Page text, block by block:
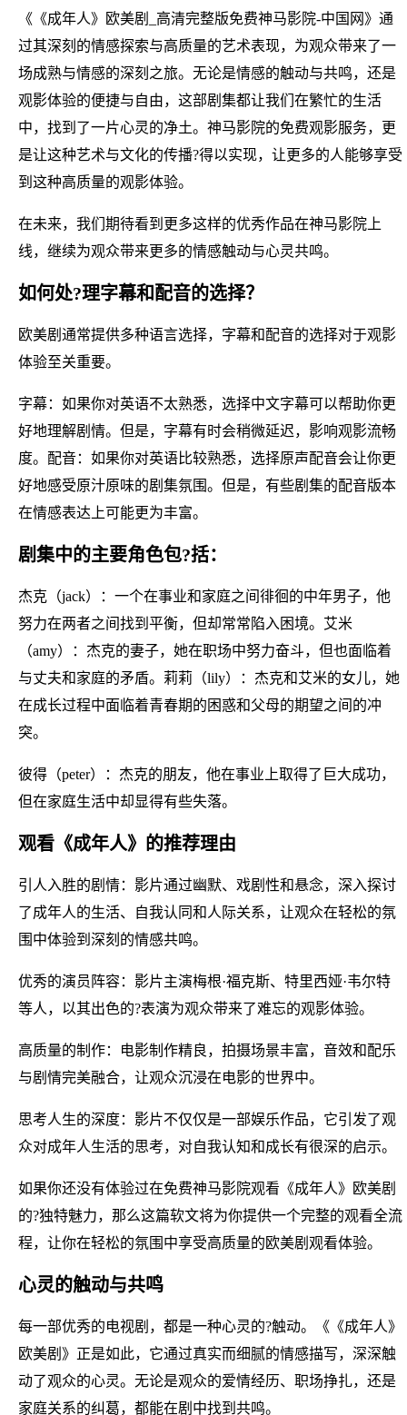
《《成年人》欧美剧_高清完整版免费神马影院-中国网》通
过其深刻的情感探索与高质量的艺术表现，为观众带来了一
场成熟与情感的深刻之旅。无论是情感的触动与共鸣，还是
观影体验的便捷与自由，这部剧集都让我们在繁忙的生活
中，找到了一片心灵的净土。神马影院的免费观影服务，更
是让这种艺术与文化的传播?得以实现，让更多的人能够享受
到这种高质量的观影体验。
在未来，我们期待看到更多这样的优秀作品在神马影院上
线，继续为观众带来更多的情感触动与心灵共鸣。
如何处?理字幕和配音的选择？
欧美剧通常提供多种语言选择，字幕和配音的选择对于观影
体验至关重要。
字幕：如果你对英语不太熟悉，选择中文字幕可以帮助你更
好地理解剧情。但是，字幕有时会稍微延迟，影响观影流畅
度。配音：如果你对英语比较熟悉，选择原声配音会让你更
好地感受原汁原味的剧集氛围。但是，有些剧集的配音版本
在情感表达上可能更为丰富。
剧集中的主要角色包?括：
杰克（jack）：一个在事业和家庭之间徘徊的中年男子，他
努力在两者之间找到平衡，但却常常陷入困境。艾米
（amy）：杰克的妻子，她在职场中努力奋斗，但也面临着
与丈夫和家庭的矛盾。莉莉（lily）：杰克和艾米的女儿，她
在成长过程中面临着青春期的困惑和父母的期望之间的冲
突。
彼得（peter）：杰克的朋友，他在事业上取得了巨大成功，
但在家庭生活中却显得有些失落。
观看《成年人》的推荐理由
引人入胜的剧情：影片通过幽默、戏剧性和悬念，深入探讨
了成年人的生活、自我认同和人际关系，让观众在轻松的氛
围中体验到深刻的情感共鸣。
优秀的演员阵容：影片主演梅根·福克斯、特里西娅·韦尔特
等人，以其出色的?表演为观众带来了难忘的观影体验。
高质量的制作：电影制作精良，拍摄场景丰富，音效和配乐
与剧情完美融合，让观众沉浸在电影的世界中。
思考人生的深度：影片不仅仅是一部娱乐作品，它引发了观
众对成年人生活的思考，对自我认知和成长有很深的启示。
如果你还没有体验过在免费神马影院观看《成年人》欧美剧
的?独特魅力，那么这篇软文将为你提供一个完整的观看全流
程，让你在轻松的氛围中享受高质量的欧美剧观看体验。
心灵的触动与共鸣
每一部优秀的电视剧，都是一种心灵的?触动。《《成年人》
欧美剧》正是如此，它通过真实而细腻的情感描写，深深触
动了观众的心灵。无论是观众的爱情经历、职场挣扎，还是
家庭关系的纠葛，都能在剧中找到共鸣。